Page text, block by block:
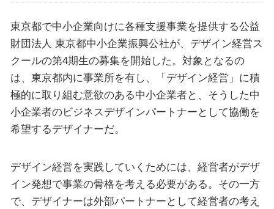
東京都で中小企業向けに各種支援事業を提供する公益
財団法人 東京都中小企業振興公社が、デザイン経営ス
クールの第4期生の募集を開始した。対象となるの
は、東京都内に事業所を有し、「デザイン経営」に積
極的に取り組む意欲のある中小企業者と、そうした中
小企業者のビジネスデザインパートナーとして協働を
希望するデザイナーだ。
デザイン経営を実践していくためには、経営者がデザ
イン発想で事業の骨格を考える必要がある。その一方
で、デザイナーは外部パートナーとして経営者の考え